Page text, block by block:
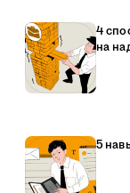
4
на
5